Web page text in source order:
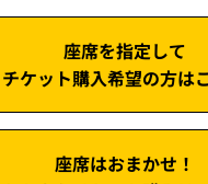
座席を指定して
チケット購入希望の方は
座席はおまかせ！